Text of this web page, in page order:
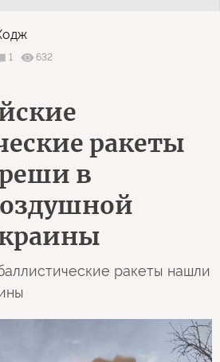
1
632
ракеты
в
ракеты нашли